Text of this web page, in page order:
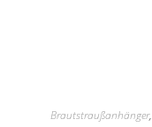
Brautstraußanhänger,